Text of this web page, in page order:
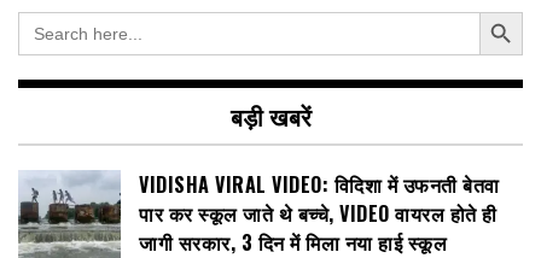
Search
for:
Search Button
बड़ी खबरें
VIDISHA VIRAL VIDEO: विदिशा में उफनती बेतवा
पार कर स्कूल जाते थे बच्चे, VIDEO वायरल होते ही
जागी सरकार, 3 दिन में मिला नया हाई स्कूल